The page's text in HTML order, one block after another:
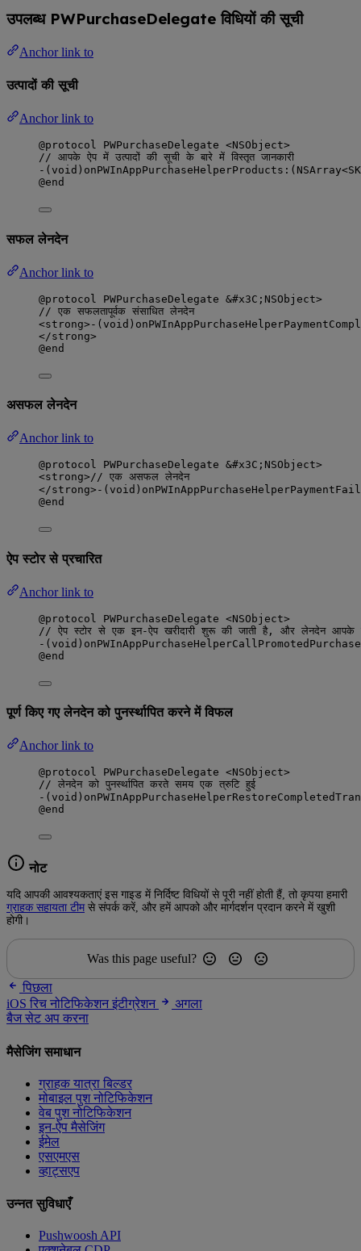
उपलब्ध PWPurchaseDelegate विधियों की सूची
Anchor link to
उत्पादों की सूची
Anchor link to
@protocol PWPurchaseDelegate <NSObject>
// आपके ऐप में उत्पादों की सूची के बारे में विस्तृत जानकारी
-( void ) onPWInAppPurchaseHelperProducts : ( NSArray
@end
सफल लेनदेन
Anchor link to
@protocol PWPurchaseDelegate &#x3C; NSObject>
// एक सफलतापूर्वक संसाधित लेनदेन
<strong> - ( void
</strong>
@end
असफल लेनदेन
Anchor link to
@protocol PWPurchaseDelegate &#x3C; NSObject>
<strong>// एक असफल लेनदेन
</strong> - ( void
@end
ऐप स्टोर से प्रचारित
Anchor link to
@protocol
PWPurchaseDelegate <NSObject>
// ऐप स्टोर से एक इन-ऐप खरीदारी शुरू की जाती है, और लेनदेन आपके
-( void ) onPWInAppPurchaseHelperCallPromotedPurchase
@end
पूर्ण किए गए लेनदेन को पुनर्स्थापित करने में विफल
Anchor link to
@protocol PWPurchaseDelegate <NSObject>
// लेनदेन को पुनर्स्थापित करते समय एक त्रुटि हुई
-( void )
@end
नोट
यदि आपकी आवश्यकताएं इस गाइड में निर्दिष्ट विधियों से पूरी नहीं होती हैं, तो कृपया हमारी
ग्राहक सहायता टीमसे संपर्क करें, और हमें आपको और मार्गदर्शन प्रदान करने में खुशी
होगी।
Was this page useful?
पिछला
iOS रिच नोटिफिकेशन इंटीग्रेशन
अगला
बैज सेट अप करना
मैसेजिंग समाधान
ग्राहक यात्रा बिल्डर
मोबाइल पुश नोटिफिकेशन
वेब पुश नोटिफिकेशन
इन-ऐप मैसेजिंग
ईमेल
एसएमएस
व्हाट्सएप
उन्नत सुविधाएँ
Pushwoosh API